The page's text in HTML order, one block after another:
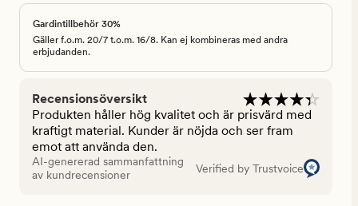
Gardintillbehör 30%
Gäller f.o.m. 20/7 t.o.m. 16/8. Kan ej kombineras med andra
erbjudanden.
Recensionsöversikt
Produkten håller hög kvalitet och är prisvärd med
kraftigt material. Kunder är nöjda och ser fram
emot att använda den.
AI-genererad sammanfattning
av kundrecensioner
Verified by Trustvoice